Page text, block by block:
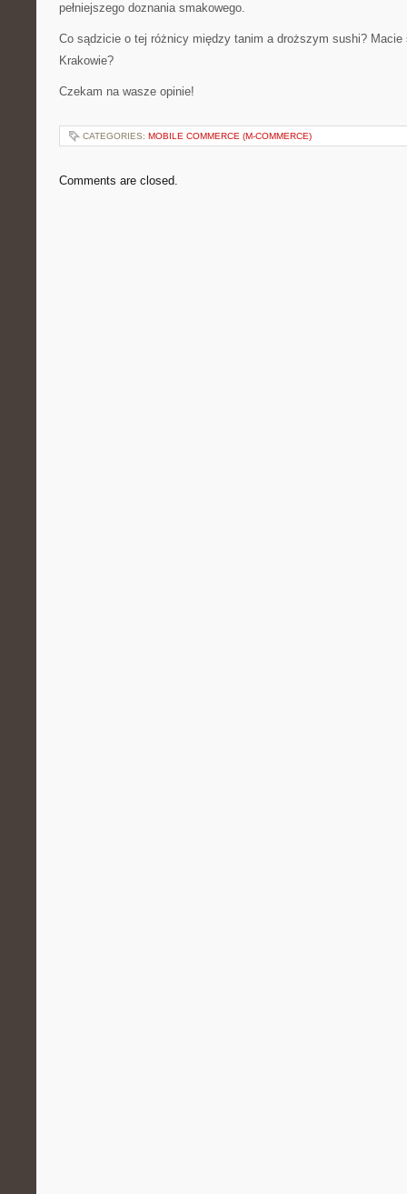
pełniejszego doznania smakowego.
Co sądzicie o tej różnicy między tanim a droższym sushi? Macie
Krakowie?
Czekam na wasze opinie!
CATEGORIES: MOBILE COMMERCE (M-COMMERCE)
Comments are closed.